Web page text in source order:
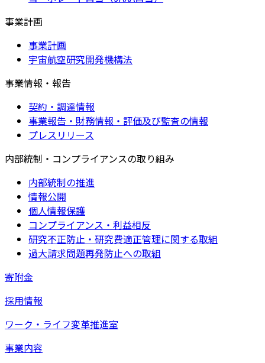
事業計画
事業計画
宇宙航空研究開発機構法
事業情報・報告
契約・調達情報
事業報告・財務情報・評価及び監査の情報
プレスリリース
内部統制・コンプライアンスの取り組み
内部統制の推進
情報公開
個人情報保護
コンプライアンス・利益相反
研究不正防止・研究費適正管理に関する取組
過大請求問題再発防止への取組
寄附金
採用情報
ワーク・ライフ変革推進室
事業内容